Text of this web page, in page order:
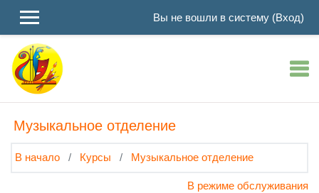
Вы не вошли в систему (Вход)
Музыкальное отделение
В начало Курсы Музыкальное отделение
В режиме обслуживания